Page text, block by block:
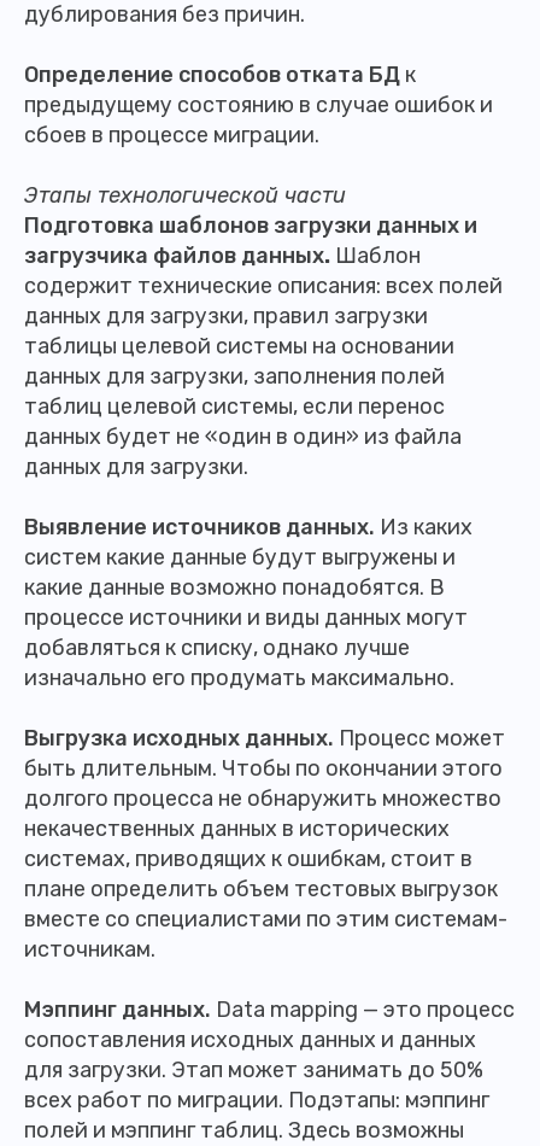
дублирования без причин.
Определение способов отката БД к
предыдущему состоянию в случае ошибок и
сбоев в процессе миграции.
Этапы технологической части
Подготовка шаблонов загрузки данных и
загрузчика файлов данных. Шаблон
содержит технические описания: всех полей
данных для загрузки, правил загрузки
таблицы целевой системы на основании
данных для загрузки, заполнения полей
таблиц целевой системы, если перенос
данных будет не «один в один» из файла
данных для загрузки.
Выявление источников данных. Из каких
систем какие данные будут выгружены и
какие данные возможно понадобятся. В
процессе источники и виды данных могут
добавляться к списку, однако лучше
изначально его продумать максимально.
Выгрузка исходных данных. Процесс может
быть длительным. Чтобы по окончании этого
долгого процесса не обнаружить множество
некачественных данных в исторических
системах, приводящих к ошибкам, стоит в
плане определить объем тестовых выгрузок
вместе со специалистами по этим системам-
источникам.
Мэппинг данных. Data mapping — это процесс
сопоставления исходных данных и данных
для загрузки. Этап может занимать до 50%
всех работ по миграции. Подэтапы: мэппинг
полей и мэппинг таблиц. Здесь возможны